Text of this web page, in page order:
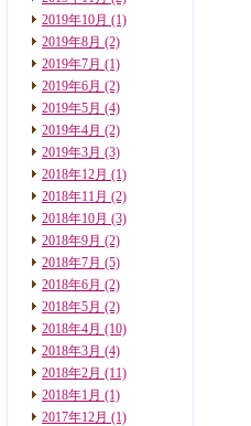
2019年10月 (1)
2019年8月 (2)
2019年7月 (1)
2019年6月 (2)
2019年5月 (4)
2019年4月 (2)
2019年3月 (3)
2018年12月 (1)
2018年11月 (2)
2018年10月 (3)
2018年9月 (2)
2018年7月 (5)
2018年6月 (2)
2018年5月 (2)
2018年4月 (10)
2018年3月 (4)
2018年2月 (11)
2018年1月 (1)
2017年12月 (1)